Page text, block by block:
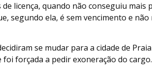
de licença, quando não conseguiu
segundo ela, é sem vencimento e
se mudar para a cidade de
foi forçada a pedir exoneração do cargo.